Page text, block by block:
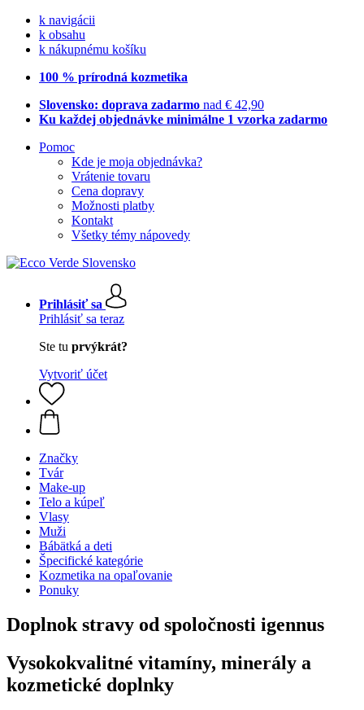
k navigácii
k obsahu
k nákupnému košíku
100 % prírodná kozmetika
Slovensko: doprava zadarmo nad € 42,90
Ku každej objednávke minimálne 1 vzorka zadarmo
Pomoc
Kde je moja objednávka?
Vrátenie tovaru
Cena dopravy
Možnosti platby
Kontakt
Všetky témy nápovedy
Prihlásiť sa
Prihlásiť sa teraz
Ste tu prvýkrát?
Vytvoriť účet
Značky
Tvár
Make-up
Telo a kúpeľ
Vlasy
Muži
Bábätká a deti
Špecifické kategórie
Kozmetika na opaľovanie
Ponuky
Doplnok stravy od spoločnosti igennus
Vysokokvalitné vitamíny, minerály a
kozmetické doplnky